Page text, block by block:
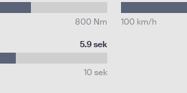
800 Nm 100 km/h
5.9 sek
10 sek